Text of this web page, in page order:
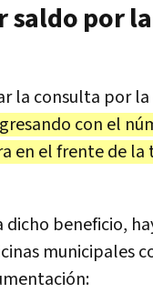
saldo por
la consulta por la
con el
en el frente de la
dicho beneficio,
municipales